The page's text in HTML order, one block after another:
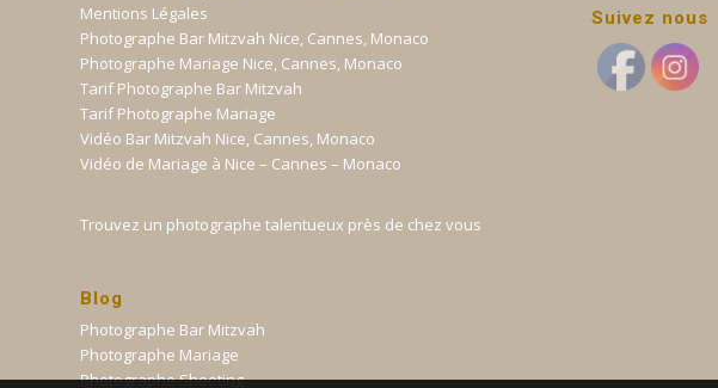
Mentions Légales
Photographe Bar Mitzvah Nice, Cannes, Monaco
Photographe Mariage Nice, Cannes, Monaco
Tarif Photographe Bar Mitzvah
Tarif Photographe Mariage
Vidéo Bar Mitzvah Nice, Cannes, Monaco
Vidéo de Mariage à Nice – Cannes – Monaco
Trouvez un photographe talentueux près de chez vous
Blog
Photographe Bar Mitzvah
Photographe Mariage
Photographe Shooting
Suivez nous